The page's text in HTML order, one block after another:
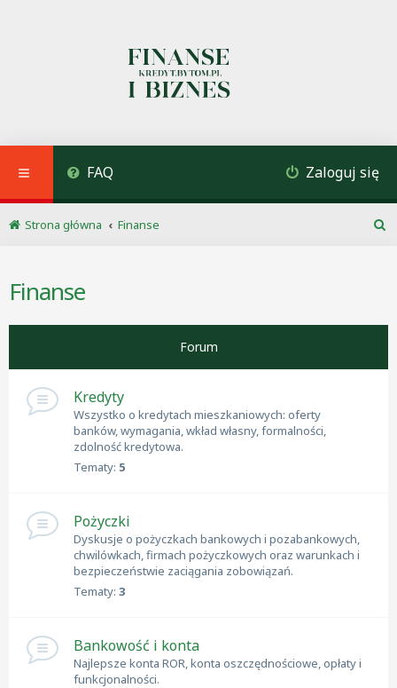
FAQ Zaloguj się
Strona główna
Finanse
Finanse
Forum
Kredyty
Wszystko o kredytach mieszkaniowych: oferty
banków, wymagania, wkład własny, formalności,
zdolność kredytowa.
Tematy: 5
Pożyczki
Dyskusje o pożyczkach bankowych i pozabankowych,
chwilówkach, firmach pożyczkowych oraz warunkach i
bezpieczeństwie zaciągania zobowiązań.
Tematy: 3
Bankowość i konta
Najlepsze konta ROR, konta oszczędnościowe, opłaty i
funkcjonalności.